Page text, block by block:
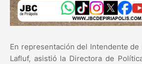
En representación del Intendente de
Lafluf, asistió la Directora de